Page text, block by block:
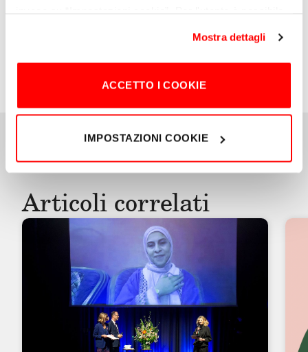
cookie attraverso il bottone in basso a sinistra del sito.
Chiudendo il banner o continuando a navigare saranno
Cookie Policy
Mostra dettagli
ACCETTO I COOKIE
IMPOSTAZIONI COOKIE
Articoli correlati